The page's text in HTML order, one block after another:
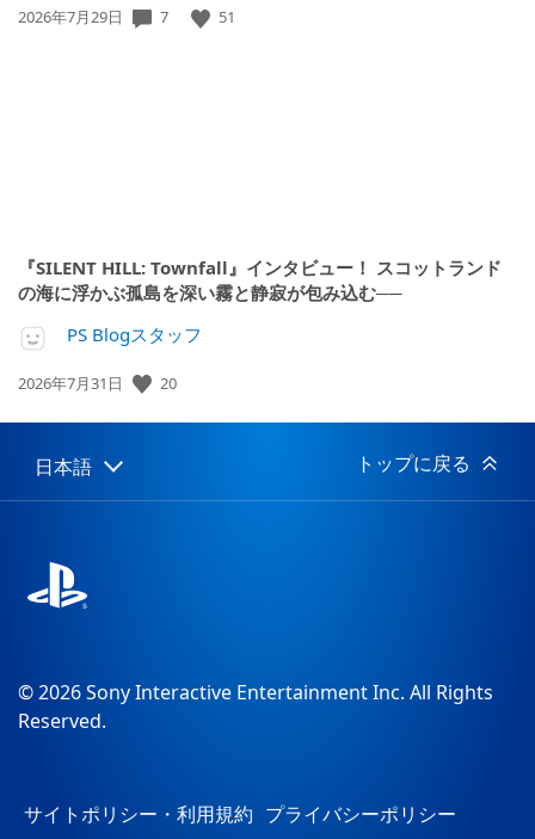
公
2026年7月29日 7 51
『SILENT HILL: Townfall』インタビュー！ スコットランド
の海に浮かぶ孤島を深い霧と静寂が包み込む──
PS Blogスタッフ
公
日:
2026年7月31日 20
Select
a
Current
region:
日本語 トップに戻る
© 2026 Sony Interactive Entertainment Inc. All Rights
Reserved.
サイトポリシー・利用規約 プライバシーポリシー